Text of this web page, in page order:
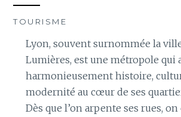
TOURISME
Lyon, souvent surnommée la
Lumières, est une métropole qui
harmonieusement histoire,
modernité au cœur de ses
Dès que l’on arpente ses rues,